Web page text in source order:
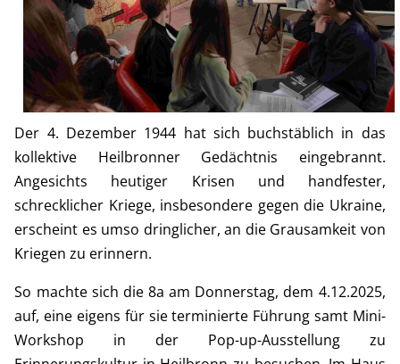
Der 4. Dezember 1944 hat sich buchstäblich in das
kollektive Heilbronner Gedächtnis eingebrannt.
Angesichts heutiger Krisen und handfester,
schrecklicher Kriege, insbesondere gegen die Ukraine,
erscheint es umso dringlicher, an die Grausamkeit von
Kriegen zu erinnern.
So machte sich die 8a am Donnerstag, dem 4.12.2025,
auf, eine eigens für sie terminierte Führung samt Mini-
Workshop in der Pop-up-Ausstellung zu